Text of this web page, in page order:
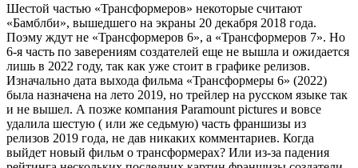
Шестой частью «Трансформеров» некоторые считают
«Бамблби», вышедшего на экраны 20 декабря 2018 года.
Поэму ждут не «Трансформеров 6», а «Трансформеров 7». Но
6-я часть по заверениям создателей еще не вышла и ожидается
лишь в 2022 году, так как уже стоит в графике релизов.
Изначально дата выхода фильма «Трансформеры 6» (2022)
была назначена на лето 2019, но трейлер на русском языке так
и не вышел. А позже компания Paramount pictures и вовсе
удалила шестую ( или же седьмую) часть франшизы из
релизов 2019 года, не дав никаких комментариев. Когда
выйдет новый фильм о трансформерах? Или из-за падения